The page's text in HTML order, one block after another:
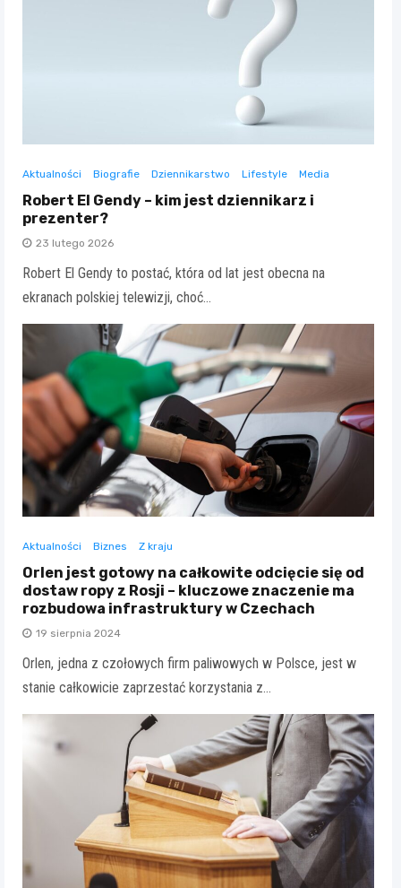
Aktualności Biografie Dziennikarstwo Lifestyle Media
Robert El Gendy – kim jest dziennikarz i
prezenter?
23 lutego 2026
Robert El Gendy to postać, która od lat jest obecna na
ekranach polskiej telewizji, choć…
Aktualności Biznes Z kraju
Orlen jest gotowy na całkowite odcięcie się od
dostaw ropy z Rosji – kluczowe znaczenie ma
rozbudowa infrastruktury w Czechach
19 sierpnia 2024
Orlen, jedna z czołowych firm paliwowych w Polsce, jest w
stanie całkowicie zaprzestać korzystania z…